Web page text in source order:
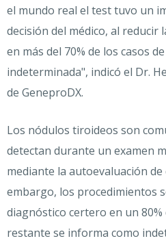
el mundo real el test tuvo un
decisión del médico, al reducir
en más del 70% de los casos
indeterminada", indicó el Dr.
de GeneproDX.
Los nódulos tiroideos son
detectan durante un examen
mediante la autoevaluación de
embargo, los procedimientos
diagnóstico certero en un 80%
restante se informa como